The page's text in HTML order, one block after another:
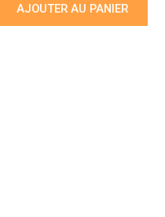
AJOUTER AU PANIER